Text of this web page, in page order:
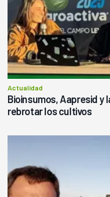
Actualidad
Bioinsumos, Aapresid y
rebrotar los cultivos